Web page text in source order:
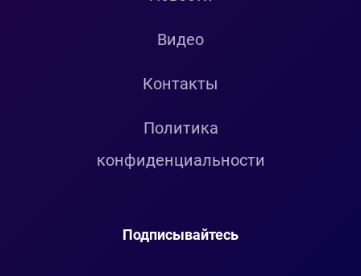
Видео
Контакты
Политика
конфиденциальности
Подписывайтесь